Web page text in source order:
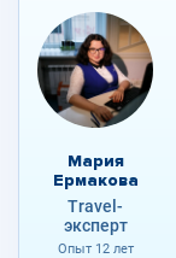
Мария
Ермакова
Travel-
эксперт
Опыт 12 лет